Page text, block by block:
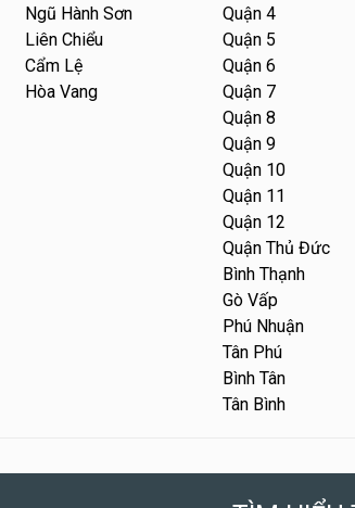
Ngũ Hành Sơn
Liên Chiểu
Cẩm Lệ
Hòa Vang
Quận 4
Quận 5
Quận 6
Quận 7
Quận 8
Quận 9
Quận 10
Quận 11
Quận 12
Quận Thủ Đức
Bình Thạnh
Gò Vấp
Phú Nhuận
Tân Phú
Bình Tân
Tân Bình